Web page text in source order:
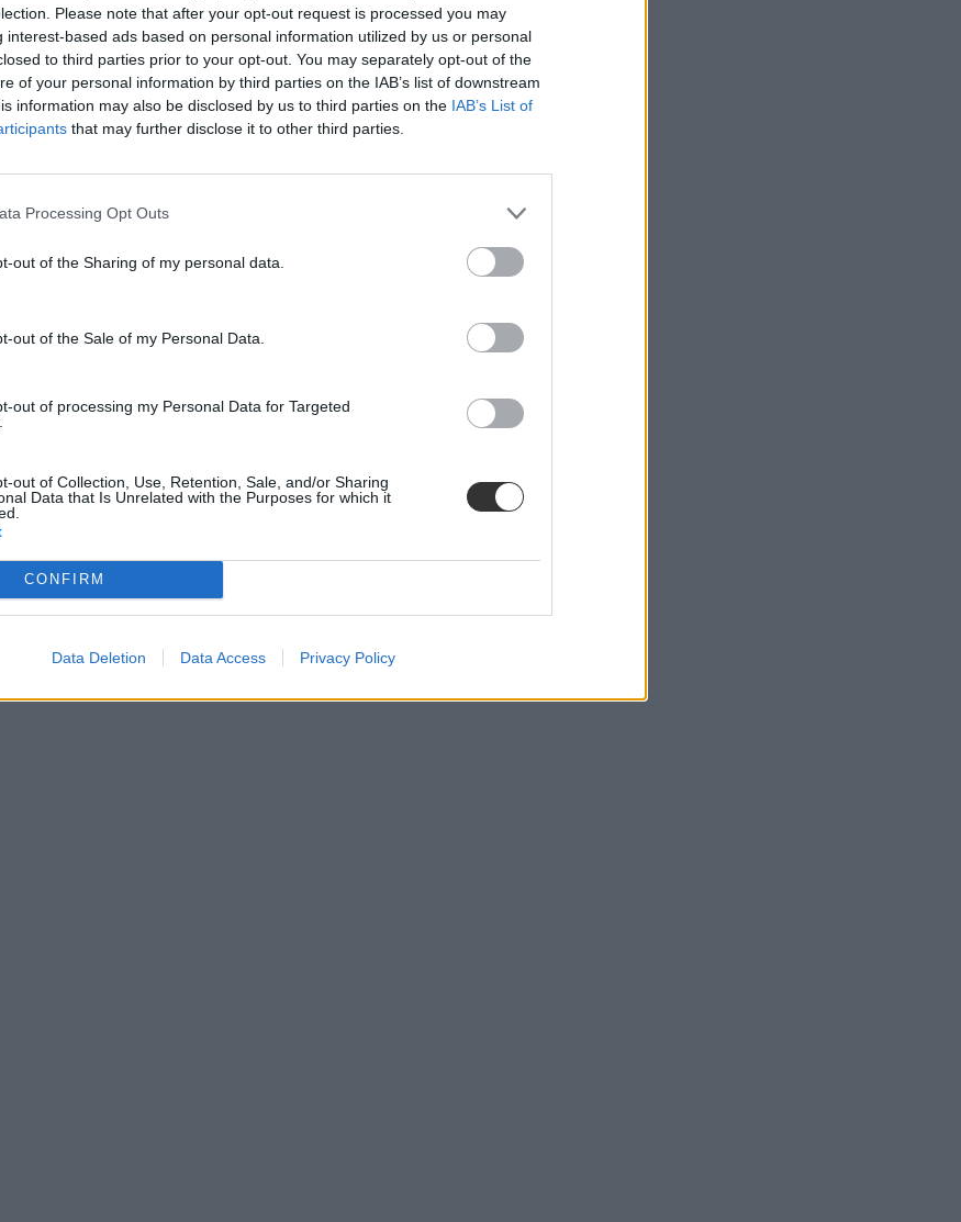
Please note that after your opt-out request is processed you may
interest-based ads based on personal information utilized by us or personal
to third parties prior to your opt-out. You may separately opt-out of the
of your personal information by third parties on the IAB’s list of downstream
information may also be disclosed by us to third parties on the IAB’s List of
that may further disclose it to other third parties.
Processing Opt Outs
out of the Sharing of my personal data.
out of the Sale of my Personal Data.
out of processing my Personal Data for Targeted
out of Collection, Use, Retention, Sale, and/or Sharing
Data that Is Unrelated with the Purposes for which it
CONFIRM
Data Deletion Data Access Privacy Policy